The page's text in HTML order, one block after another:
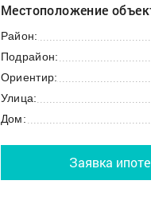
Местоположение
Район:
Подрайон:
Ориентир:
Улица:
Дом:
Заявка